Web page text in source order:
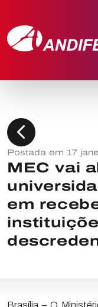
chevron_left
Postada em 17
MEC vai
em
Brasília – O